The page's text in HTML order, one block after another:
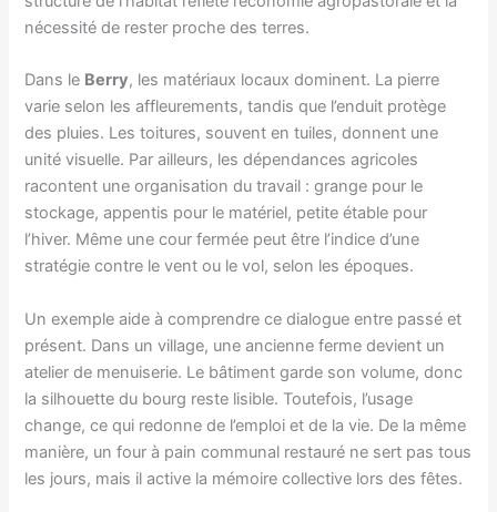
nécessité de rester proche des terres.
Dans le Berry, les matériaux locaux dominent. La pierre
varie selon les affleurements, tandis que l’enduit protège
des pluies. Les toitures, souvent en tuiles, donnent une
unité visuelle. Par ailleurs, les dépendances agricoles
racontent une organisation du travail : grange pour le
stockage, appentis pour le matériel, petite étable pour
l’hiver. Même une cour fermée peut être l’indice d’une
stratégie contre le vent ou le vol, selon les époques.
Un exemple aide à comprendre ce dialogue entre passé et
présent. Dans un village, une ancienne ferme devient un
atelier de menuiserie. Le bâtiment garde son volume, donc
la silhouette du bourg reste lisible. Toutefois, l’usage
change, ce qui redonne de l’emploi et de la vie. De la même
manière, un four à pain communal restauré ne sert pas tous
les jours, mais il active la mémoire collective lors des fêtes.